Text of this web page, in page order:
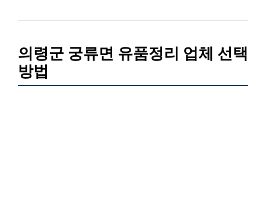
의령군 궁류면 유품정리 업체 선택
방법